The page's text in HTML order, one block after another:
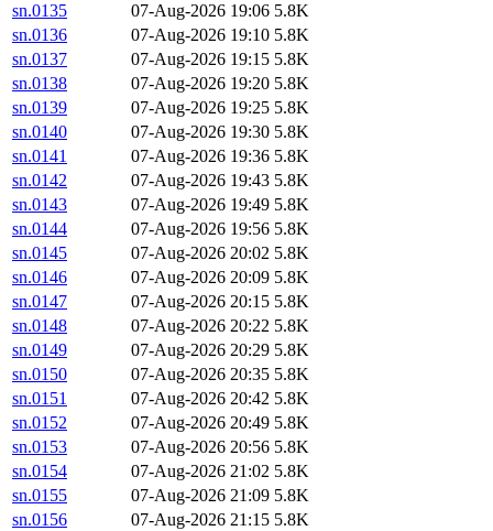
sn.0135
07-Aug-2026 19:06 5.8K
sn.0136
07-Aug-2026 19:10 5.8K
sn.0137
07-Aug-2026 19:15 5.8K
sn.0138
07-Aug-2026 19:20 5.8K
sn.0139
07-Aug-2026 19:25 5.8K
sn.0140
07-Aug-2026 19:30 5.8K
sn.0141
07-Aug-2026 19:36 5.8K
sn.0142
07-Aug-2026 19:43 5.8K
sn.0143
07-Aug-2026 19:49 5.8K
sn.0144
07-Aug-2026 19:56 5.8K
sn.0145
07-Aug-2026 20:02 5.8K
sn.0146
07-Aug-2026 20:09 5.8K
sn.0147
07-Aug-2026 20:15 5.8K
sn.0148
07-Aug-2026 20:22 5.8K
sn.0149
07-Aug-2026 20:29 5.8K
sn.0150
07-Aug-2026 20:35 5.8K
sn.0151
07-Aug-2026 20:42 5.8K
sn.0152
07-Aug-2026 20:49 5.8K
sn.0153
07-Aug-2026 20:56 5.8K
sn.0154
07-Aug-2026 21:02 5.8K
sn.0155
07-Aug-2026 21:09 5.8K
sn.0156
07-Aug-2026 21:15 5.8K